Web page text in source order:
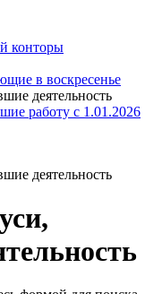
конторы
в воскресенье
деятельность
работу с 1.01.2026
деятельность